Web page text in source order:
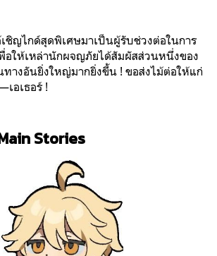
ชิญไกด์สุดพิเศษมาเป็นผู้รับช่วงต่อในการ
อให้เหล่านักผจญภัยได้สัมผัสส่วนหนึ่งของ
ทางอันยิ่งใหญ่มากยิ่งขึ้น ! ขอส่งไม้ต่อให้แก่
เอเธอร์ !
Stories